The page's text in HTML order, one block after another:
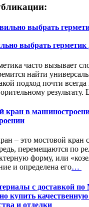
выбрать герметик
часто вызывает
найти
подход почти
– это мостовой кран
перемещаются по
форму, или
и определена его…